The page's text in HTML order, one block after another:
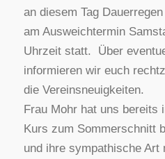
an diesem Tag
am Ausweichtermin
Uhrzeit statt. Über
informieren wir euch
die Vereinsneuigkeiten.
Frau Mohr hat uns bereits
Kurs zum Sommerschnitt
und ihre sympathische Art